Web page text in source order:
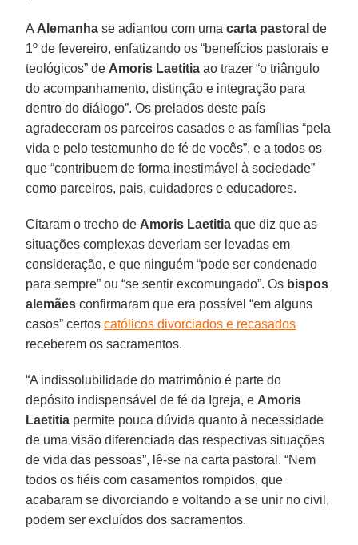
A Alemanha se adiantou com uma carta pastoral de
1º de fevereiro, enfatizando os “benefícios pastorais e
teológicos” de Amoris Laetitia ao trazer “o triângulo
do acompanhamento, distinção e integração para
dentro do diálogo”. Os prelados deste país
agradeceram os parceiros casados e as famílias “pela
vida e pelo testemunho de fé de vocês”, e a todos os
que “contribuem de forma inestimável à sociedade”
como parceiros, pais, cuidadores e educadores.
Citaram o trecho de Amoris Laetitia que diz que as
situações complexas deveriam ser levadas em
consideração, e que ninguém “pode ser condenado
para sempre” ou “se sentir excomungado”. Os bispos
alemães confirmaram que era possível “em alguns
casos” certoscatólicos divorciados e recasados
receberem os sacramentos.
“A indissolubilidade do matrimônio é parte do
depósito indispensável de fé da Igreja, e Amoris
Laetitia permite pouca dúvida quanto à necessidade
de uma visão diferenciada das respectivas situações
de vida das pessoas”, lê-se na carta pastoral. “Nem
todos os fiéis com casamentos rompidos, que
acabaram se divorciando e voltando a se unir no civil,
podem ser excluídos dos sacramentos.